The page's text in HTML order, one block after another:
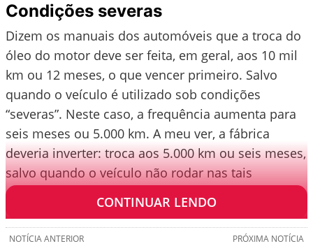
Condições severas
Dizem os manuais dos automóveis que a troca do
óleo do motor deve ser feita, em geral, aos 10 mil
km ou 12 meses, o que vencer primeiro. Salvo
quando o veículo é utilizado sob condições
“severas”. Neste caso, a frequência aumenta para
seis meses ou 5.000 km. A meu ver, a fábrica
deveria inverter: troca aos 5.000 km ou seis meses,
salvo quando o veículo não rodar nas tais
condições.
CONTINUAR LENDO
PRÓXIMA NOTÍCIA
NOTÍCIA ANTERIOR